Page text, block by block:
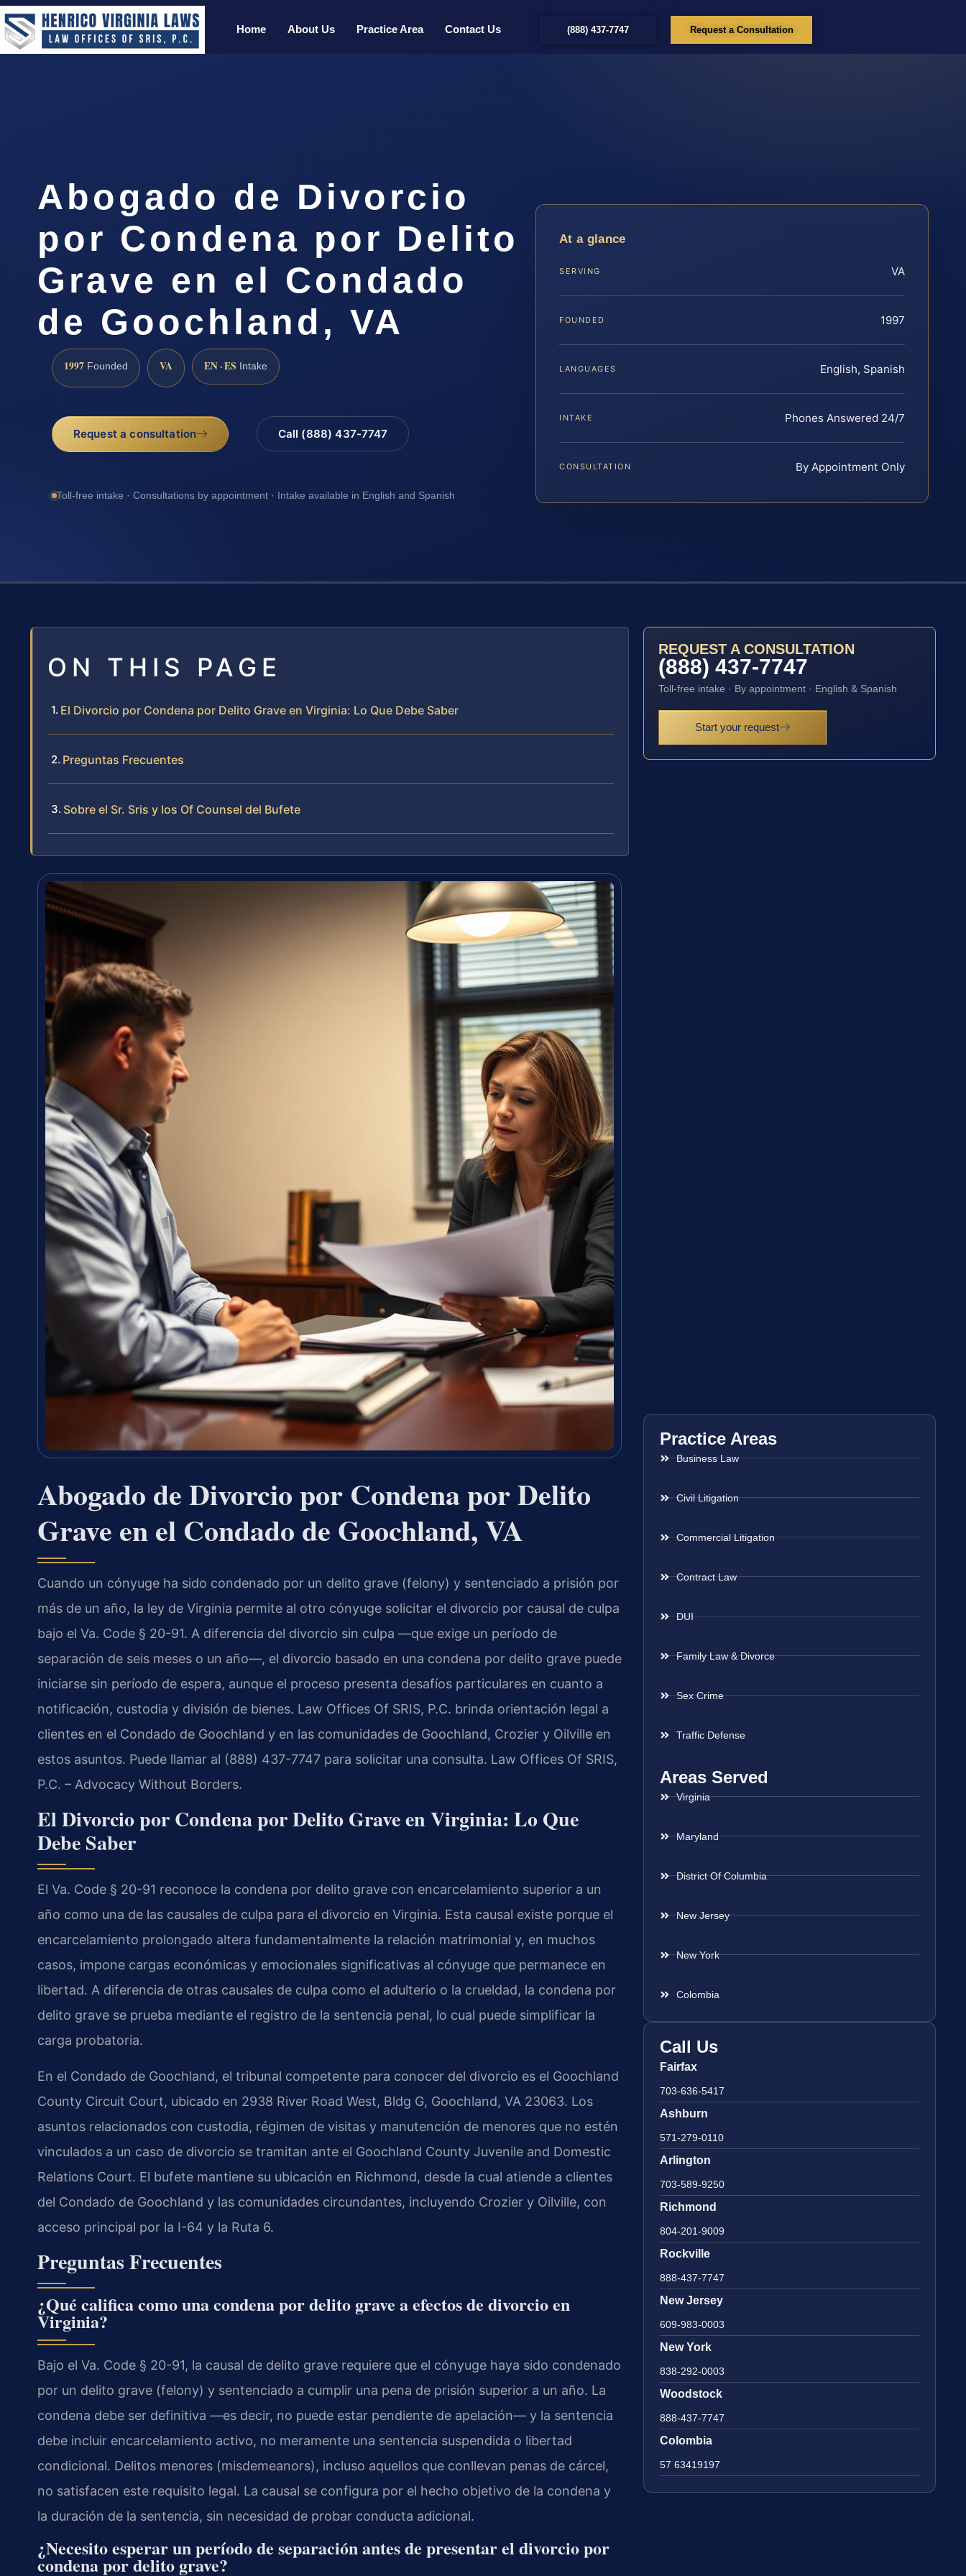
Home About Us Practice Area Contact Us (888) 437-7747 Request a Consultation
Abogado de Divorcio
por Condena por Delito
Grave en el Condado
de Goochland, VA
1997 Founded VA EN · ES Intake
Request a consultation Call (888) 437-7747
Toll-free intake · Consultations by appointment · Intake available in English and Spanish
At a glance
SERVING VA
FOUNDED 1997
LANGUAGES English, Spanish
INTAKE Phones Answered 24/7
CONSULTATION By Appointment Only
ON THIS PAGE
El Divorcio por Condena por Delito Grave en Virginia: Lo Que Debe Saber
Preguntas Frecuentes
Sobre el Sr. Sris y los Of Counsel del Bufete
Abogado de Divorcio por Condena por Delito
Grave en el Condado de Goochland, VA
Cuando un cónyuge ha sido condenado por un delito grave (felony) y sentenciado a prisión por
más de un año, la ley de Virginia permite al otro cónyuge solicitar el divorcio por causal de culpa
bajo el Va. Code § 20-91. A diferencia del divorcio sin culpa —que exige un período de
separación de seis meses o un año—, el divorcio basado en una condena por delito grave puede
iniciarse sin período de espera, aunque el proceso presenta desafíos particulares en cuanto a
notificación, custodia y división de bienes. Law Offices Of SRIS, P.C. brinda orientación legal a
clientes en el Condado de Goochland y en las comunidades de Goochland, Crozier y Oilville en
estos asuntos. Puede llamar al (888) 437-7747 para solicitar una consulta. Law Offices Of SRIS,
P.C. – Advocacy Without Borders.
El Divorcio por Condena por Delito Grave en Virginia: Lo Que
Debe Saber
El Va. Code § 20-91 reconoce la condena por delito grave con encarcelamiento superior a un
año como una de las causales de culpa para el divorcio en Virginia. Esta causal existe porque el
encarcelamiento prolongado altera fundamentalmente la relación matrimonial y, en muchos
casos, impone cargas económicas y emocionales significativas al cónyuge que permanece en
libertad. A diferencia de otras causales de culpa como el adulterio o la crueldad, la condena por
delito grave se prueba mediante el registro de la sentencia penal, lo cual puede simplificar la
carga probatoria.
En el Condado de Goochland, el tribunal competente para conocer del divorcio es el Goochland
County Circuit Court, ubicado en 2938 River Road West, Bldg G, Goochland, VA 23063. Los
asuntos relacionados con custodia, régimen de visitas y manutención de menores que no estén
vinculados a un caso de divorcio se tramitan ante el Goochland County Juvenile and Domestic
Relations Court. El bufete mantiene su ubicación en Richmond, desde la cual atiende a clientes
del Condado de Goochland y las comunidades circundantes, incluyendo Crozier y Oilville, con
acceso principal por la I-64 y la Ruta 6.
Preguntas Frecuentes
¿Qué califica como una condena por delito grave a efectos de divorcio en
Virginia?
Bajo el Va. Code § 20-91, la causal de delito grave requiere que el cónyuge haya sido condenado
por un delito grave (felony) y sentenciado a cumplir una pena de prisión superior a un año. La
condena debe ser definitiva —es decir, no puede estar pendiente de apelación— y la sentencia
debe incluir encarcelamiento activo, no meramente una sentencia suspendida o libertad
condicional. Delitos menores (misdemeanors), incluso aquellos que conllevan penas de cárcel,
no satisfacen este requisito legal. La causal se configura por el hecho objetivo de la condena y
la duración de la sentencia, sin necesidad de probar conducta adicional.
¿Necesito esperar un período de separación antes de presentar el divorcio por
condena por delito grave?
REQUEST A CONSULTATION
(888) 437-7747
Toll-free intake · By appointment · English & Spanish
Start your request
Practice Areas
Business Law
Civil Litigation
Commercial Litigation
Contract Law
DUI
Family Law & Divorce
Sex Crime
Traffic Defense
Areas Served
Virginia
Maryland
District Of Columbia
New Jersey
New York
Colombia
Call Us
Fairfax
703-636-5417
Ashburn
571-279-0110
Arlington
703-589-9250
Richmond
804-201-9009
Rockville
888-437-7747
New Jersey
609-983-0003
New York
838-292-0003
Woodstock
888-437-7747
Colombia
57 63419197